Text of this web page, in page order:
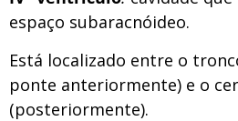
espaço subaracnóideo.
Está localizado entre o
ponte anteriormente) e o
(posteriormente).